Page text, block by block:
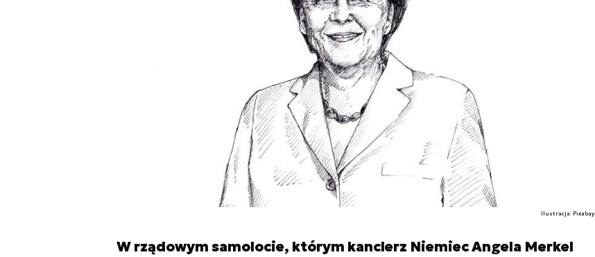
Ilustracja: Pixabay
W rządowym samolocie, którym kanclerz Niemiec Angela Merkel